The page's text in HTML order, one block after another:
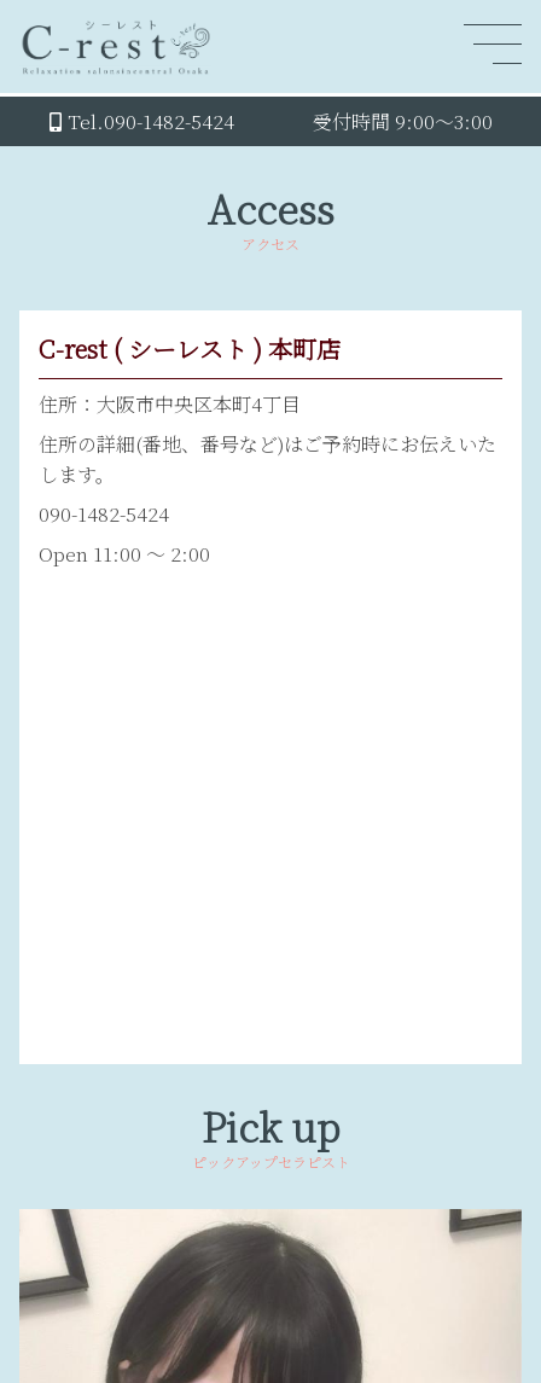
Tel.090-1482-5424 受付時間 9:00～3:00
Access
アクセス
C-rest ( シーレスト ) 本町店
住所：大阪市中央区本町4丁目
住所の詳細(番地、番号など)はご予約時にお伝えいた
します。
090-1482-5424
Open 11:00 ～ 2:00
Pick up
ピックアップセラピスト